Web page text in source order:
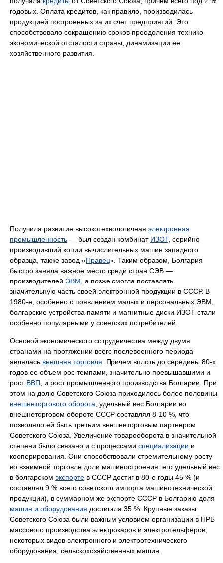
годовых. Оплата кредитов, как правило, производилась
продукцией построенных за их счет предприятий. Это
способствовало сокращению сроков преодоления технико-
экономической отсталости страны, динамизации ее
хозяйственного развития.
Получила развитие высокотехнологичная электронная
промышленность — был создан комбинат ИЗОТ, серийно
производивший копии вычислительных машин западного
образца, также завод «Правец». Таким образом, Болгария
быстро заняла важное место среди стран СЭВ —
производителей ЭВМ , а позже смогла поставлять
значительную часть своей электронной продукции в СССР. В
1980-е, особенно с появлением малых и персональных ЭВМ,
болгарские устройства памяти и магнитные диски ИЗОТ стали
особенно популярными у советских потребителей.
Основой экономического сотрудничества между двумя
странами на протяжении всего послевоенного периода
являлась внешняя торговля . Причем вплоть до середины 80-х
годов ее объем рос темпами, значительно превышавшими и
рост ВВП , и рост промышленного производства Болгарии. При
этом на долю Советского Союза приходилось более половины
внешнеторгового оборота , удельный вес Болгарии во
внешнеторговом обороте СССР составлял 8-10 %, что
позволяло ей быть третьим внешнеторговым партнером
Советского Союза. Увеличение товарооборота в значительной
степени было связано и с процессами специализации и
кооперирования. Они способствовали стремительному росту
во взаимной торговле доли машиностроения: его удельный вес
в болгарском экспорте в СССР достиг в 80-е годы 45 % (и
составлял 9 % всего советского импорта машинотехнической
продукции), в суммарном же экспорте СССР в Болгарию доля
машин и оборудования достигала 35 %. Крупные заказы
Советского Союза были важным условием организации в НРБ
массового производства электрокаров и электротельферов,
некоторых видов электронного и электротехнического
оборудования, сельскохозяйственных машин.